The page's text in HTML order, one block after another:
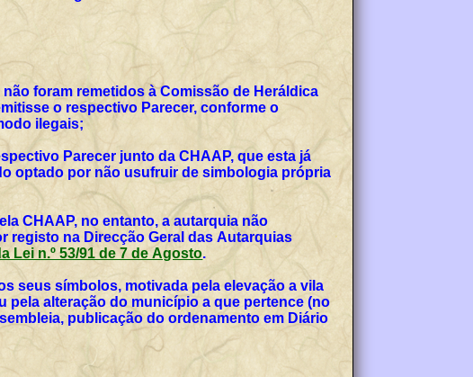
foram remetidos à Comissão de Heráldica
o respectivo Parecer, conforme o
ilegais;
Parecer junto da CHAAP, que esta já
optado por não usufruir de simbologia própria
CHAAP, no entanto, a autarquia não
registo na Direcção Geral das Autarquias
Lei n.º 53/91 de 7 de Agosto.
seus símbolos, motivada pela elevação a vila
pela alteração do município a que pertence (no
publicação do ordenamento em Diário